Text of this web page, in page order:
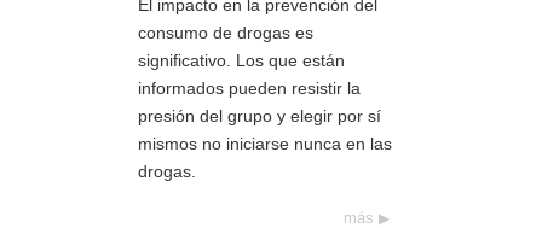
El impacto en la prevención del
consumo de drogas es
significativo. Los que están
informados pueden resistir la
presión del grupo y elegir por sí
mismos no iniciarse nunca en las
drogas.
más